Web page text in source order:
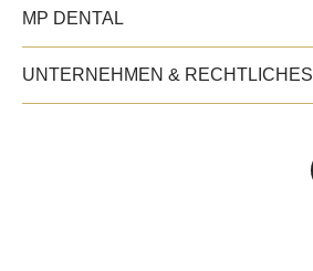
MP DENTAL
UNTERNEHMEN & RECHTLICHES